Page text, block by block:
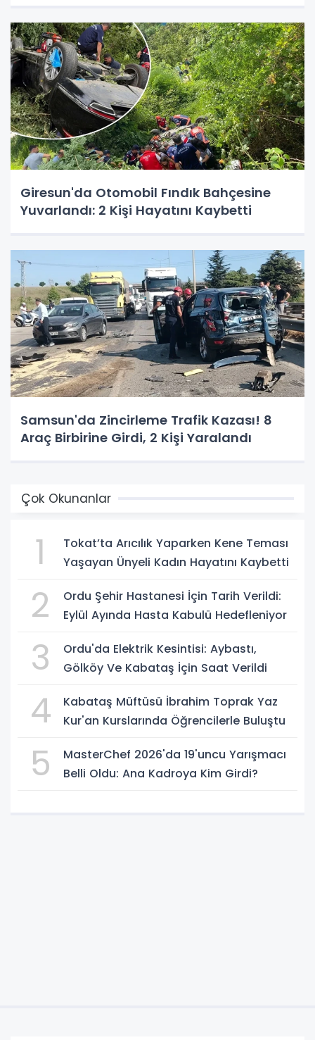
Giresun'da Otomobil Fındık Bahçesine
Yuvarlandı: 2 Kişi Hayatını Kaybetti
Samsun'da Zincirleme Trafik Kazası! 8
Araç Birbirine Girdi, 2 Kişi Yaralandı
Çok Okunanlar
1
Tokat’ta Arıcılık Yaparken Kene Teması
Yaşayan Ünyeli Kadın Hayatını Kaybetti
2
Ordu Şehir Hastanesi İçin Tarih Verildi:
Eylül Ayında Hasta Kabulü Hedefleniyor
3
Ordu'da Elektrik Kesintisi: Aybastı,
Gölköy Ve Kabataş İçin Saat Verildi
4
Kabataş Müftüsü İbrahim Toprak Yaz
Kur'an Kurslarında Öğrencilerle Buluştu
5
MasterChef 2026'da 19'uncu Yarışmacı
Belli Oldu: Ana Kadroya Kim Girdi?